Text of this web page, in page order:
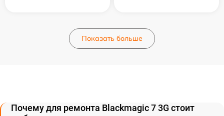
Показать больше
Почему для ремонта Blackmagic 7 3G стоит